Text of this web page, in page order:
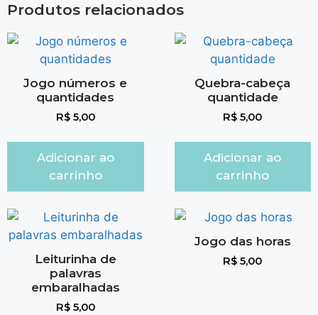
Produtos relacionados
Jogo números e
quantidades
R$5,00
Adicionar ao
carrinho
Quebra-cabeça
quantidade
R$ 5,00
Adicionar ao
carrinho
Leiturinha de
palavras
embaralhadas
R$5,00
Jogo das horas
R$ 5,00